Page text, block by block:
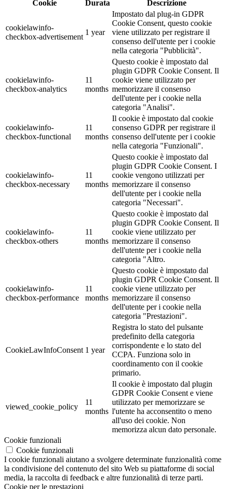
Cookie
Durata Descrizione
cookielawinfo-
checkbox-advertisement
1 year
Impostato dal plug-in GDPR
Cookie Consent, questo cookie
viene utilizzato per registrare il
consenso dell'utente per i cookie
nella categoria "Pubblicità".
cookielawinfo-
checkbox-analytics
11
months
Questo cookie è impostato dal
plugin GDPR Cookie Consent. Il
cookie viene utilizzato per
memorizzare il consenso
dell'utente per i cookie nella
categoria "Analisi".
cookielawinfo-
checkbox-functional
11
months
Il cookie è impostato dal cookie
consenso GDPR per registrare il
consenso dell'utente per i cookie
nella categoria "Funzionali".
cookielawinfo-
checkbox-necessary
11
months
Questo cookie è impostato dal
plugin GDPR Cookie Consent. I
cookie vengono utilizzati per
memorizzare il consenso
dell'utente per i cookie nella
categoria "Necessari".
cookielawinfo-
checkbox-others
11
months
Questo cookie è impostato dal
plugin GDPR Cookie Consent. Il
cookie viene utilizzato per
memorizzare il consenso
dell'utente per i cookie nella
categoria "Altro.
cookielawinfo-
checkbox-performance
11
months
Questo cookie è impostato dal
plugin GDPR Cookie Consent. Il
cookie viene utilizzato per
memorizzare il consenso
dell'utente per i cookie nella
categoria "Prestazioni".
CookieLawInfoConsent 1 year
Registra lo stato del pulsante
predefinito della categoria
corrispondente e lo stato del
CCPA. Funziona solo in
coordinamento con il cookie
primario.
viewed_cookie_policy
11
months
Il cookie è impostato dal plugin
GDPR Cookie Consent e viene
utilizzato per memorizzare se
l'utente ha acconsentito o meno
all'uso dei cookie. Non
memorizza alcun dato personale.
Cookie funzionali
Cookie funzionali
I cookie funzionali aiutano a svolgere determinate funzionalità come
la condivisione del contenuto del sito Web su piattaforme di social
media, la raccolta di feedback e altre funzionalità di terze parti.
Cookie per le prestazioni